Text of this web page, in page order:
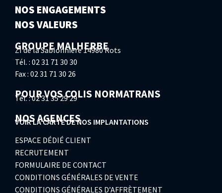
NOS ENGAGEMENTS
NOS VALEURS
GROUPE MALHERBE
ZI de la Sablonnière 14980 Rots
Tél. : 02 31 71 30 30
Fax : 02 31 71 30 26
POUR VOS COLIS NORMATRANS
Tél. : 02 31 35 29 29
NOS AGENCES
VOIR LA CARTE DE NOS IMPLANTATIONS
ESPACE DÉDIÉ CLIENT
RECRUTEMENT
FORMULAIRE DE CONTACT
CONDITIONS GÉNÉRALES DE VENTE
CONDITIONS GÉNÉRALES D’AFFRÈTEMENT